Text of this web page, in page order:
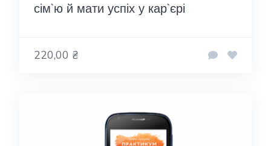
сім`ю й мати успіх у кар`єрі
220,00 ₴